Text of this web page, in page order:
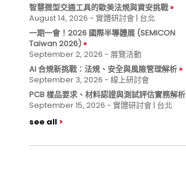
智慧微型交通工具的歐美法規與資安挑戰
August 14, 2026 - 實體研討會 | 台北
一期一會！2026 國際半導體展 (SEMICON
Taiwan 2026)
September 2, 2026 - 展覽活動
AI 合規新挑戰：法規、安全與風險管理解析
September 3, 2026 - 線上研討會
PCB 樣品要求、材料認證與測試評估實務解析
September 15, 2026 - 實體研討會 | 台北
see all